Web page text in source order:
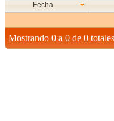
Fecha
Mostrando 0 a 0 de 0 totales